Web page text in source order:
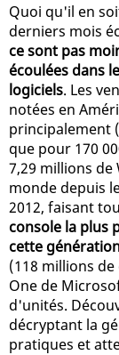
Quoi qu'il en
derniers mois
ce sont pas
écoulées dans
logiciels. Les
notées en
principalement
que pour 170
7,29 millions
monde depuis
2012, faisant
console la plus
cette
(118 millions
One de
d'unités.
décryptant la
pratiques et